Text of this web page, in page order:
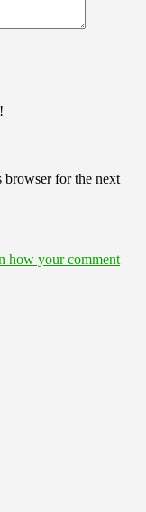
browser for the next
how your comment